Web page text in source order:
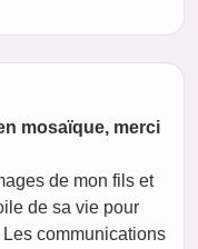
mosaïque, merci
de mon fils et
de sa vie pour
communications